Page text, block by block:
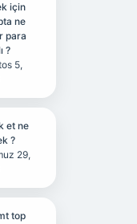
için
ne
para
?
5,
et ne
?
29,
top